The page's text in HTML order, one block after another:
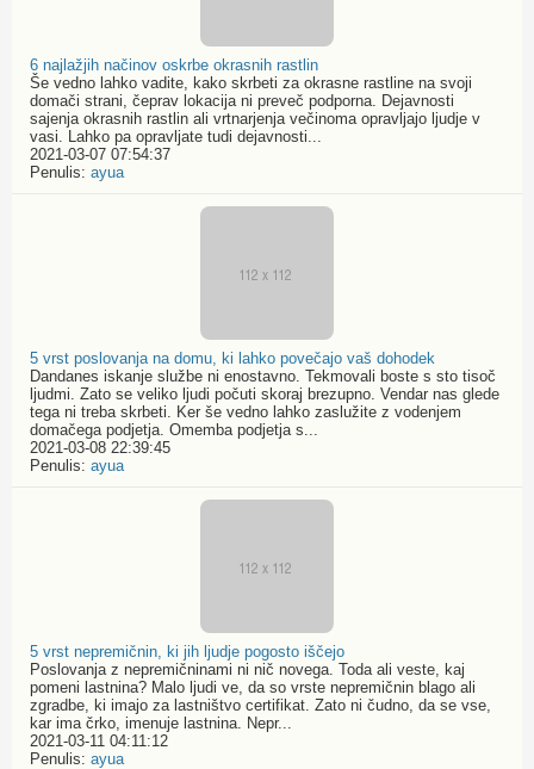
6 najlažjih načinov oskrbe okrasnih rastlin
Še vedno lahko vadite, kako skrbeti za okrasne rastline na svoji
domači strani, čeprav lokacija ni preveč podporna. Dejavnosti
sajenja okrasnih rastlin ali vrtnarjenja večinoma opravljajo ljudje v
vasi. Lahko pa opravljate tudi dejavnosti...
2021-03-07 07:54:37
Penulis: ayua
5 vrst poslovanja na domu, ki lahko povečajo vaš dohodek
Dandanes iskanje službe ni enostavno. Tekmovali boste s sto tisoč
ljudmi. Zato se veliko ljudi počuti skoraj brezupno. Vendar nas glede
tega ni treba skrbeti. Ker še vedno lahko zaslužite z vodenjem
domačega podjetja. Omemba podjetja s...
2021-03-08 22:39:45
Penulis: ayua
5 vrst nepremičnin, ki jih ljudje pogosto iščejo
Poslovanja z nepremičninami ni nič novega. Toda ali veste, kaj
pomeni lastnina? Malo ljudi ve, da so vrste nepremičnin blago ali
zgradbe, ki imajo za lastništvo certifikat. Zato ni čudno, da se vse,
kar ima črko, imenuje lastnina. Nepr...
2021-03-11 04:11:12
Penulis: ayua